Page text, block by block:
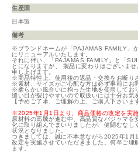
生産国
日本製
備考
※ブランドネームが「PAJAMAS FAMILY」
にリニューアルいたします。
それに伴い、「PAJAMAS FAMILY」と「
とになりますが、 製品に変わりはございま
申し上げます。
※商品特性上、使用後の返品・交換をお断り
※素材、サイズがご心配な方は必ず事前にお
※柔らかい風合いに拘った生地を使用してお
縫い目が裂けやすいので取扱いには十分お気
【予めご了承、ご理解の上、ご購入下さいま
※2025年1月1日より、商品価格の改定を実施
原材料の高騰が進む中、高品質なパジャマを
化に取り組んでまいりましたが、健闘むなし
状況となりました。
つきましては、誠に不本意ながら2025年1
改定を実施させていただきました。何卒ご理
ます。